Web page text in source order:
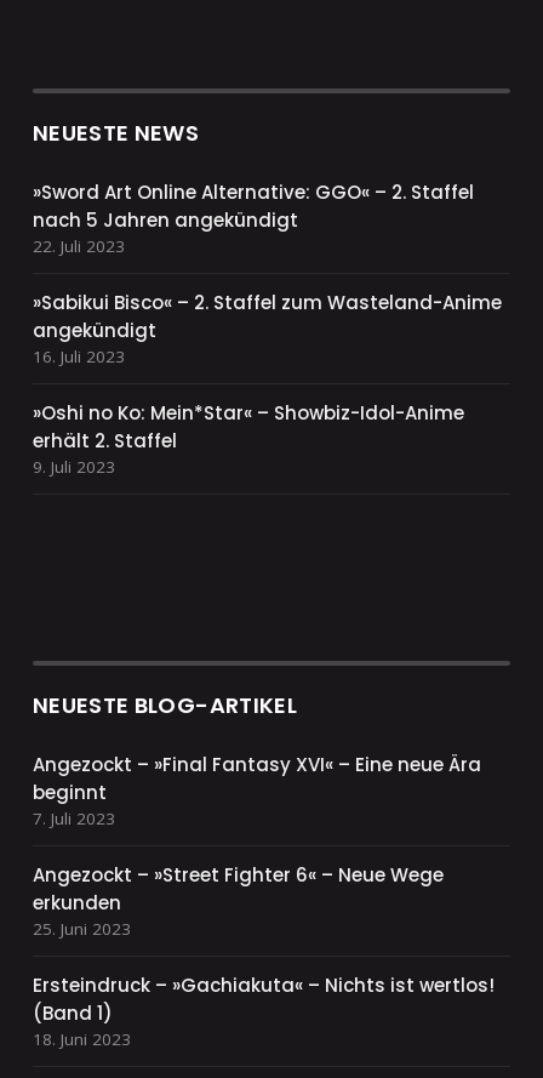
NEUESTE NEWS
»Sword Art Online Alternative: GGO« – 2. Staffel
nach 5 Jahren angekündigt
22. Juli 2023
»Sabikui Bisco« – 2. Staffel zum Wasteland-Anime
angekündigt
16. Juli 2023
»Oshi no Ko: Mein*Star« – Showbiz-Idol-Anime
erhält 2. Staffel
9. Juli 2023
NEUESTE BLOG-ARTIKEL
Angezockt – »Final Fantasy XVI« – Eine neue Ära
beginnt
7. Juli 2023
Angezockt – »Street Fighter 6« – Neue Wege
erkunden
25. Juni 2023
Ersteindruck – »Gachiakuta« – Nichts ist wertlos!
(Band 1)
18. Juni 2023